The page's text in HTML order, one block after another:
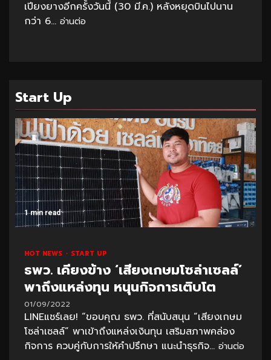
เปียงยางอีกครั้งวันนี้ (30 มี.ค.) หลังหยุดบินไปนาน
กว่า 6... อ่านต่อ
Start Up
1 min read
HOT NEWS START UP
ธพว. เคียงข้าง ‘เสียงเกษมโซล่าเซลล์’
พาถึงแหล่งทุน หนุนกิจการเติบโต
01/09/2022
LINEแชร์เลย! “ขอบคุณ ธพว. ที่สนับสนุน “เสียงเกษม
โซล่าเซลล์” พาเข้าถึงแหล่งเงินทุน เสริมสภาพคล่อง
กิจการ ควบคู่กับการให้คำปรึกษา แนะนำธุรกิจ... อ่านต่อ